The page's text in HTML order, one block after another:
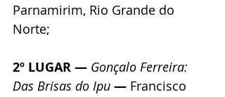
Parnamirim, Rio Grande do
Norte;
2º LUGAR — Gonçalo Ferreira:
Das Brisas do Ipu — Francisco